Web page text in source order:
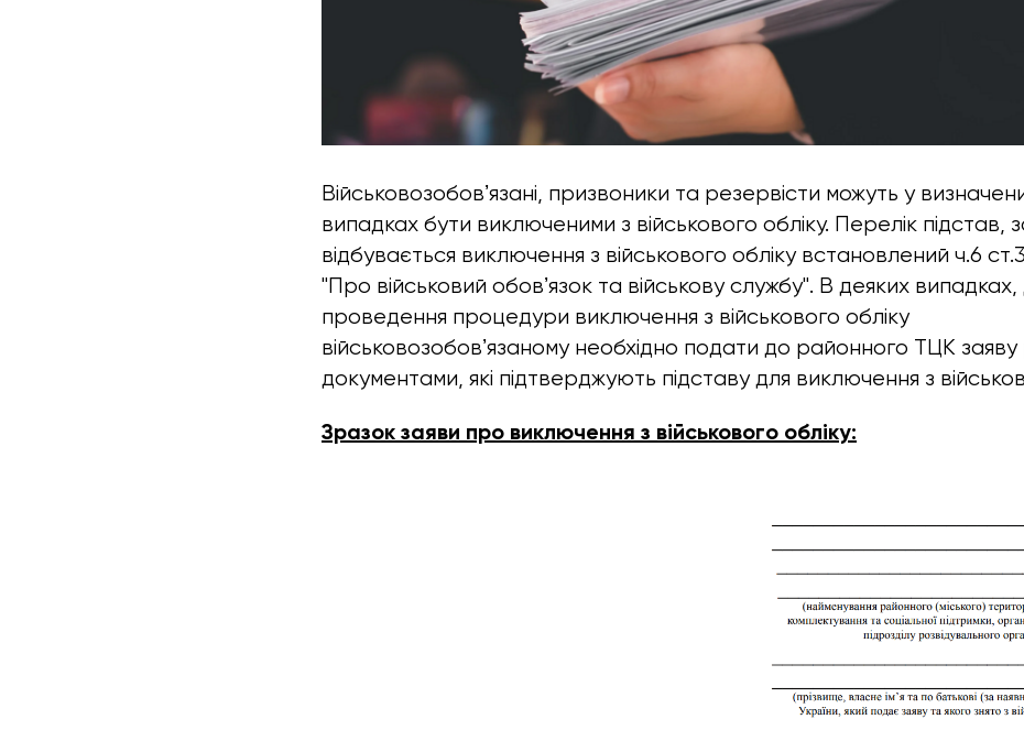
Військовозобовʼязані, призвоники та резервісти можуть у
випадках бути виключеними з військового обліку. Перелік підстав,
відбувається виключення з військового обліку встановлений ч.6
"Про військовий обовʼязок та військову службу". В деяких випадках,
проведення процедури виключення з військового обліку
військовозобовʼязаному необхідно подати до районного ТЦК
документами, які підтверджують підставу для виключення з
Зразок заяви про виключення з військового обліку: